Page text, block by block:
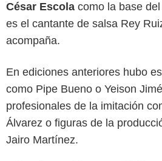
César Escola como la base
es el cantante de salsa Rey
acompaña.
En ediciones anteriores hubo
como Pipe Bueno o Yeison
profesionales de la imitación
Álvarez o figuras de la
Jairo Martínez.